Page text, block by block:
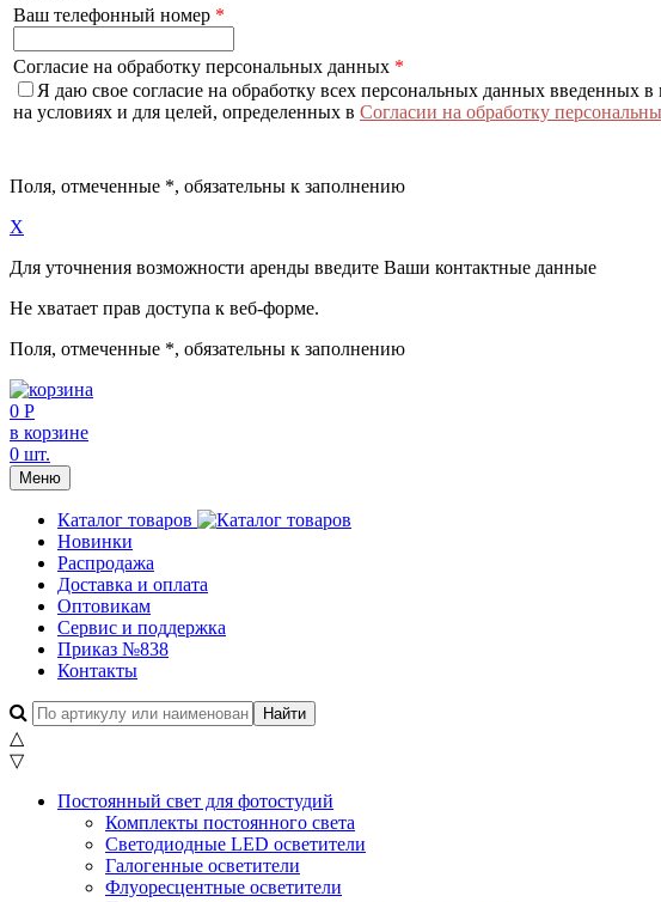
Ваш телефонный номер *
Согласие на обработку персональных данных *
Я даю свое согласие на обработку всех персональных данных
на условиях и для целей, определенных в Согласии на обработку
Поля, отмеченные *, обязательны к заполнению
X
Для уточнения возможности аренды введите Ваши контактные данные
Не хватает прав доступа к веб-форме.
Поля, отмеченные *, обязательны к заполнению
0 Р
в корзине
0 шт.
Меню
Каталог товаров
Новинки
Распродажа
Доставка и оплата
Оптовикам
Сервис и поддержка
Приказ №838
Контакты
△
▽
Постоянный свет для фотостудий
Комплекты постоянного света
Светодиодные LED осветители
Галогенные осветители
Флуоресцентные осветители